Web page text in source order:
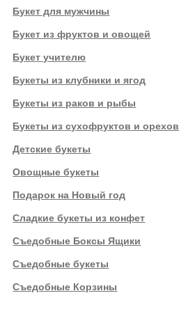
Букет для мужчины
Букет из фруктов и овощей
Букет учителю
Букеты из клубники и ягод
Букеты из раков и рыбы
Букеты из сухофруктов и орехов
Детские букеты
Овощные букеты
Подарок на Новый год
Сладкие букеты из конфет
Съедобные Боксы Ящики
Съедобные букеты
Съедобные Корзины